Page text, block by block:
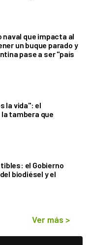
que impacta al
un buque parado y
pase a ser "país
la vida": el
tambera que
el Gobierno
biodiésel y el
Ver más >